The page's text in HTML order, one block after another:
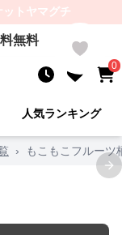
ットヤマグチ
無料
0
人気ランキング
›
もこもこフルーツ